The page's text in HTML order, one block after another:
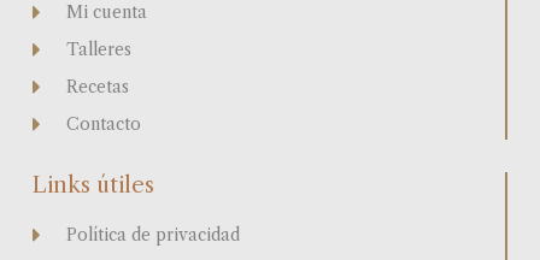
Mi cuenta
Talleres
Recetas
Contacto
Links útiles
Política de privacidad